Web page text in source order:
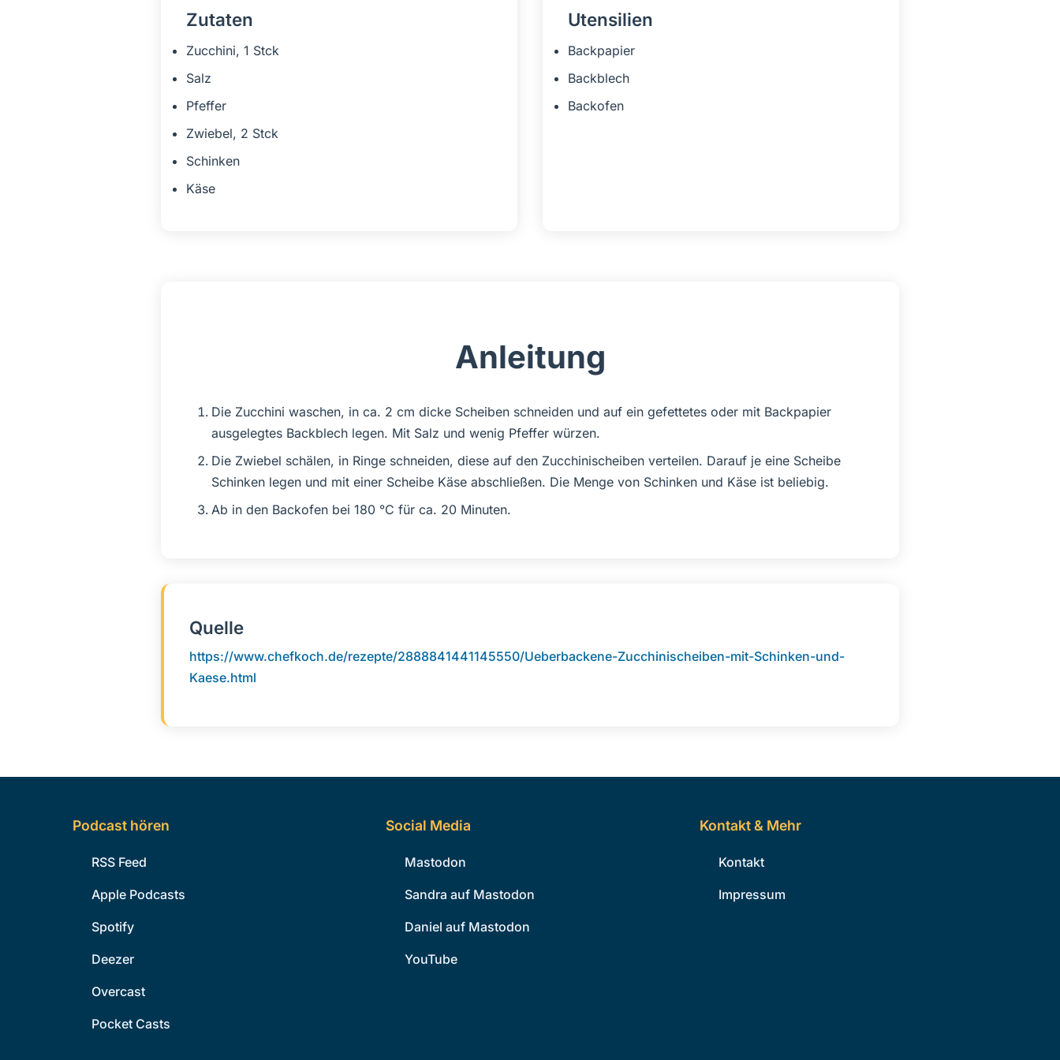
Zutaten
Zucchini, 1 Stck
Salz
Pfeffer
Zwiebel, 2 Stck
Schinken
Käse
Utensilien
Backpapier
Backblech
Backofen
Anleitung
Die Zucchini waschen, in ca. 2 cm dicke Scheiben schneiden und auf ein gefettetes oder mit Backpapier
ausgelegtes Backblech legen. Mit Salz und wenig Pfeffer würzen.
Die Zwiebel schälen, in Ringe schneiden, diese auf den Zucchinischeiben verteilen. Darauf je eine Scheibe
Schinken legen und mit einer Scheibe Käse abschließen. Die Menge von Schinken und Käse ist beliebig.
Ab in den Backofen bei 180 °C für ca. 20 Minuten.
Quelle
https://www.chefkoch.de/rezepte/2888841441145550/Ueberbackene-Zucchinischeiben-mit-Schinken-und-
Kaese.html
Podcast hören
RSS Feed
Apple Podcasts
Spotify
Deezer
Overcast
Pocket Casts
Social Media
Mastodon
Sandra auf Mastodon
Daniel auf Mastodon
YouTube
Kontakt & Mehr
Kontakt
Impressum